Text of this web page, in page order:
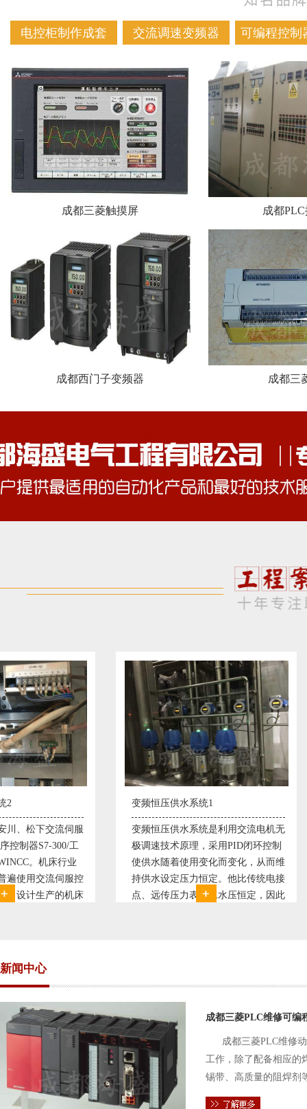
电控柜制作成套 交流调速变频器 可编程控制
成都三菱触摸屏 成都
成都西门子变频器 成都三
变频恒压供水系统是利用交流电机无
极调速技术原理，采用PID闭环控制
使供水随着使用变化而变化，从而维
持供水设定压力恒定。他比传统电接
点、远传压力表供水水压恒定，因此
西门子6RA70直流
590P直流调速装
S7-300，S7-400/
WINCC 冶金行业
普遍使用直流驱
新闻中心
成都三菱PLC维修可编
成都三菱PLC维修
工作，除了配备相应的
锡带、高质量的阻焊剂
件的电路及通信电缆。